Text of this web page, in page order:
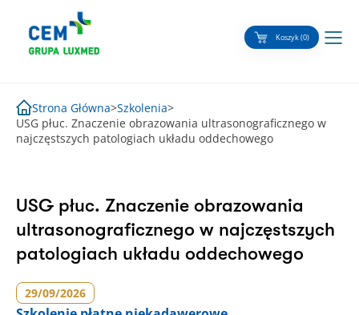
content
Koszyk (0)
Strona Główna>Szkolenia>
USG płuc. Znaczenie obrazowania ultrasonograficznego w
najczęstszych patologiach układu oddechowego
USG płuc. Znaczenie obrazowania
ultrasonograficznego w najczęstszych
patologiach układu oddechowego
29/09/2026